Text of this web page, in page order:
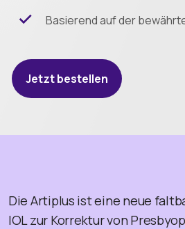
Basierend auf der
Jetzt bestellen
Die Artiplus ist eine neue
IOL zur Korrektur von